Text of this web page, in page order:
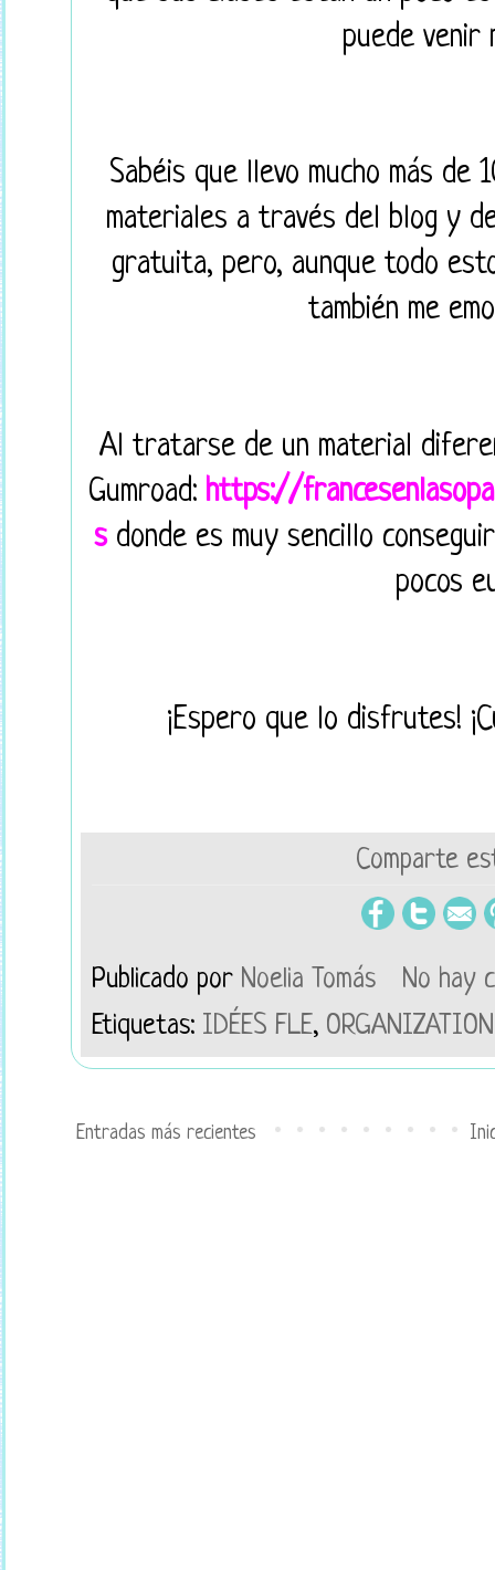
puede venir
Sabéis que llevo mucho más de
materiales a través del blog y
gratuita, pero, aunque todo
también me
Al tratarse de un material
Gumroad: https://
sdonde es muy sencillo
pocos
¡Espero que lo disfrutes!
Comparte
Publicado por Noelia Tomás
No hay
Etiquetas: IDÉES FLE, ORGANIZATION
Entradas más recientes